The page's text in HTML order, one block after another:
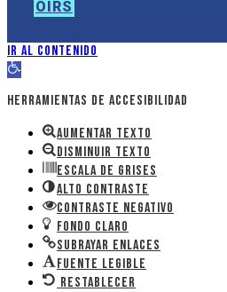
OIRS
Ir al contenido
Abrir barra de herramientas
Herramientas de accesibilidad
Aumentar texto
Disminuir texto
Escala de grises
Alto contraste
Contraste negativo
Fondo claro
Subrayar enlaces
Fuente legible
Restablecer